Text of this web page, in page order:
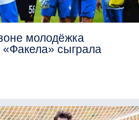
молодёжка
«Факела» сыграла